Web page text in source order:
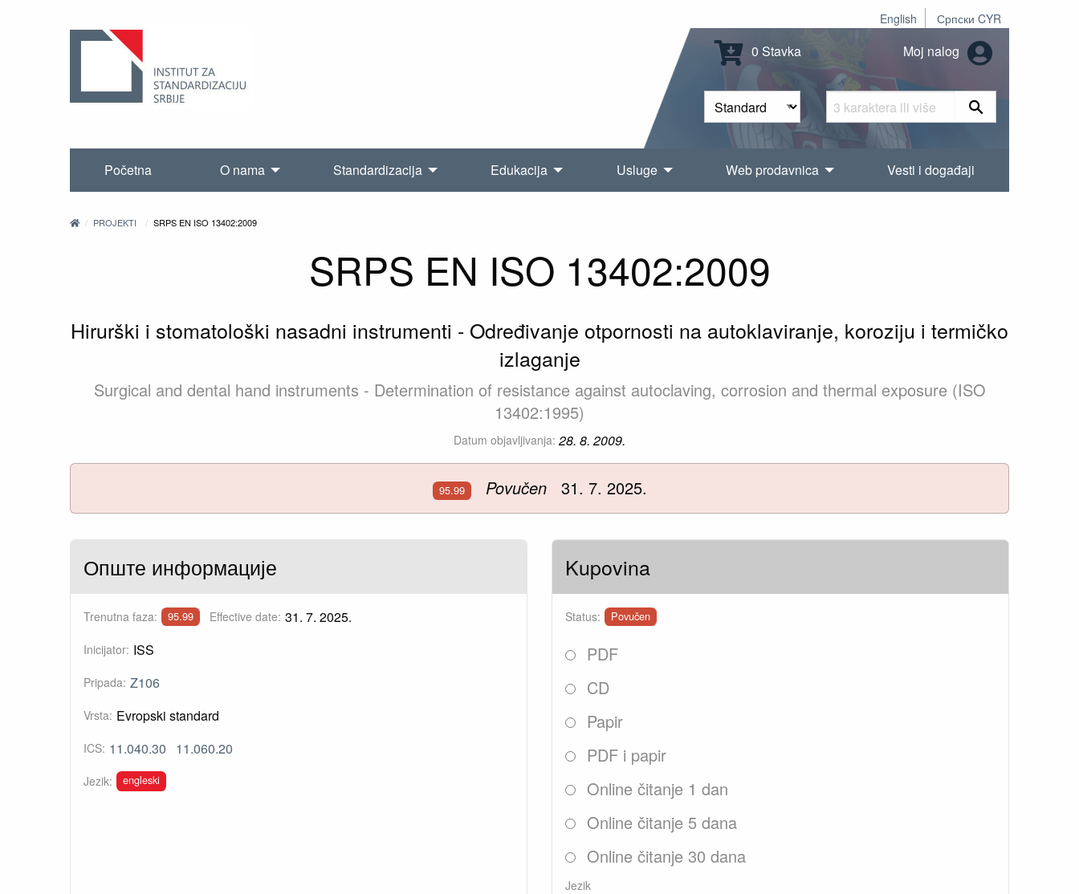
English Српски CYR
0 Stavka Moj nalog
Početna O nama Standardizacija Edukacija Usluge Web prodavnica Vesti i događaji
PROJEKTI SRPS EN ISO 13402:2009
SRPS EN ISO 13402:2009
Hirurški i stomatološki nasadni instrumenti - Određivanje otpornosti na autoklaviranje, koroziju i termičko
izlaganje
Surgical and dental hand instruments - Determination of resistance against autoclaving, corrosion and thermal exposure (ISO
13402:1995)
Datum objavljivanja: 28. 8. 2009.
95.99 Povučen31. 7. 2025.
Опште информације
Trenutna faza: 95.99 Effective date: 31. 7. 2025.
Inicijator: ISS
Pripada: Z106
Vrsta: Evropski standard
ICS: 11.040.30 11.060.20
Jezik: engleski
Kupovina
Status: Povučen
PDF
CD
Papir
PDF i papir
Online čitanje 1 dan
Online čitanje 5 dana
Online čitanje 30 dana
Jezik